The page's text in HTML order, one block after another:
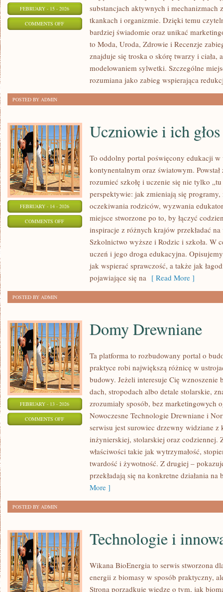
FEBRUARY - 15 - 2026
COMMENTS OFFON
substancjach aktywnych i mechanizmach
tkankach i organizmie. Dzięki temu
bardziej świadomie oraz unikać
to Moda, Uroda, Zdrowie i Recenzje
znajduje się troska o skórę twarzy i ciała,
modelowaniem sylwetki. Szczególne
rozumiana jako zabieg wspierająca
POSTED BY ADMIN
FEBRUARY - 14 - 2026
COMMENTS OFFON
UCZNIOWIE
Uczniowie i ich głos
To oddolny portal poświęcony edukacji
kontynentalnym oraz światowym.
rozumieć szkołę i uczenie się nie tylko
perspektywie: jak zmieniają się
oczekiwania rodziców, wyzwania
miejsce stworzone po to, by łączyć
inspiracje z różnych krajów przekładać
Szkolnictwo wyższe i Rodzic i szkoła. W
uczeń i jego droga edukacyjna.
jak wspierać sprawczość, a także jak
pojawiające się na [ Read More ]
POSTED BY ADMIN
FEBRUARY - 13 - 2026
COMMENTS OFFON
DREWNIANE
Domy Drewniane
Ta platforma to rozbudowany portal o
praktyce robi największą różnicę w
budowy. Jeżeli interesuje Cię wznoszenie
dach, stropodach albo detale stolarskie,
zrozumiały sposób, bez marketingowych
Nowoczesne Technologie Drewniane i
serwisu jest surowiec drzewny widziane
inżynierskiej, stolarskiej oraz codziennej.
właściwości takie jak wytrzymałość,
twardość i żywotność. Z drugiej –
przekładają się na konkretne działania na
More ]
POSTED BY ADMIN
Technologie i
Wikana BioEnergia to serwis stworzona
energii z biomasy w sposób praktyczny,
Strona porządkuje wiedzę o tym, jak